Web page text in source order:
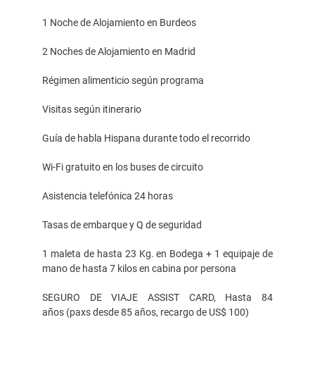
1 Noche de Alojamiento en Burdeos
2 Noches de Alojamiento en Madrid
Régimen alimenticio según programa
Visitas según itinerario
Guía de habla Hispana durante todo el recorrido
Wi-Fi gratuito en los buses de circuito
Asistencia telefónica 24 horas
Tasas de embarque y Q de seguridad
1 maleta de hasta 23 Kg. en Bodega + 1 equipaje de
mano de hasta 7 kilos en cabina por persona
SEGURO DE VIAJE ASSIST CARD, Hasta 84
años (paxs desde 85 años, recargo de US$ 100)